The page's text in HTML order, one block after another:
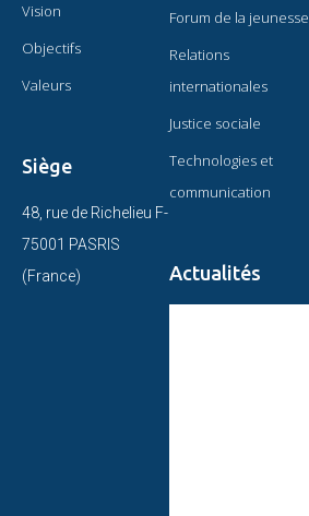
Vision
Objectifs
Valeurs
Siège
48, rue de Richelieu F-
75001 PASRIS
(France)
Forum de la jeunesse
Relations
internationales
Justice sociale
Technologies et
communication
Actualités